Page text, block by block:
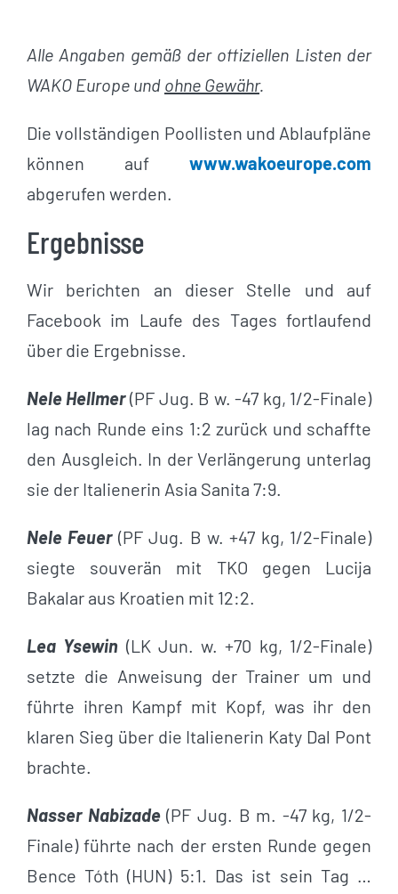
Alle Angaben gemäß der offiziellen Listen der
WAKO Europe und ohne Gewähr.
Die vollständigen Poollisten und Ablaufpläne
können aufwww.wakoeurope.com
abgerufen werden.
Ergebnisse
Wir berichten an dieser Stelle und auf
Facebook im Laufe des Tages fortlaufend
über die Ergebnisse.
Nele Hellmer(PF Jug. B w. -47 kg, 1/2-Finale)
lag nach Runde eins 1:2 zurück und schaffte
den Ausgleich. In der Verlängerung unterlag
sie der Italienerin Asia Sanita 7:9.
Nele Feuer(PF Jug. B w. +47 kg, 1/2-Finale)
siegte souverän mit TKO gegen Lucija
Bakalar aus Kroatien mit 12:2.
Lea Ysewin (LK Jun. w. +70 kg, 1/2-Finale)
setzte die Anweisung der Trainer um und
führte ihren Kampf mit Kopf, was ihr den
klaren Sieg über die Italienerin Katy Dal Pont
brachte.
Nasser Nabizade(PF Jug. B m. -47 kg, 1/2-
Finale) führte nach der ersten Runde gegen
Bence Tóth (HUN) 5:1. Das ist sein Tag …